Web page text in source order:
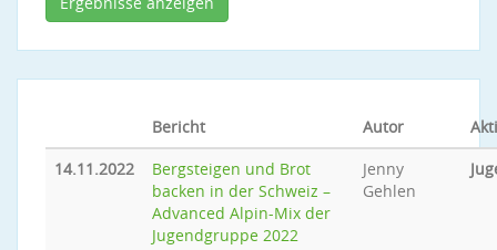
Bericht Autor
14.11.2022
Bergsteigen und Brot
backen in der Schweiz –
Advanced Alpin-Mix der
Jugendgruppe 2022
Jenny
Gehlen